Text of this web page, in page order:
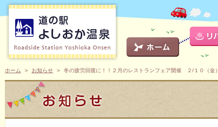
ホーム お知らせ 冬の疲労回復に！！２月のレストランフェア開催 ２/１０（金